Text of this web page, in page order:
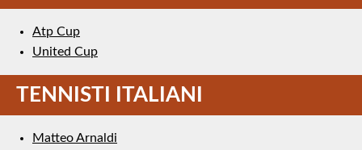
Atp Cup
United Cup
TENNISTI ITALIANI
Matteo Arnaldi